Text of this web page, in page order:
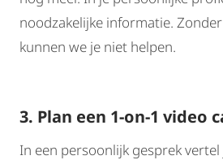
noodzakelijke informatie.
kunnen we je niet helpen.
3. Plan een 1-on-1 video
In een persoonlijk gesprek